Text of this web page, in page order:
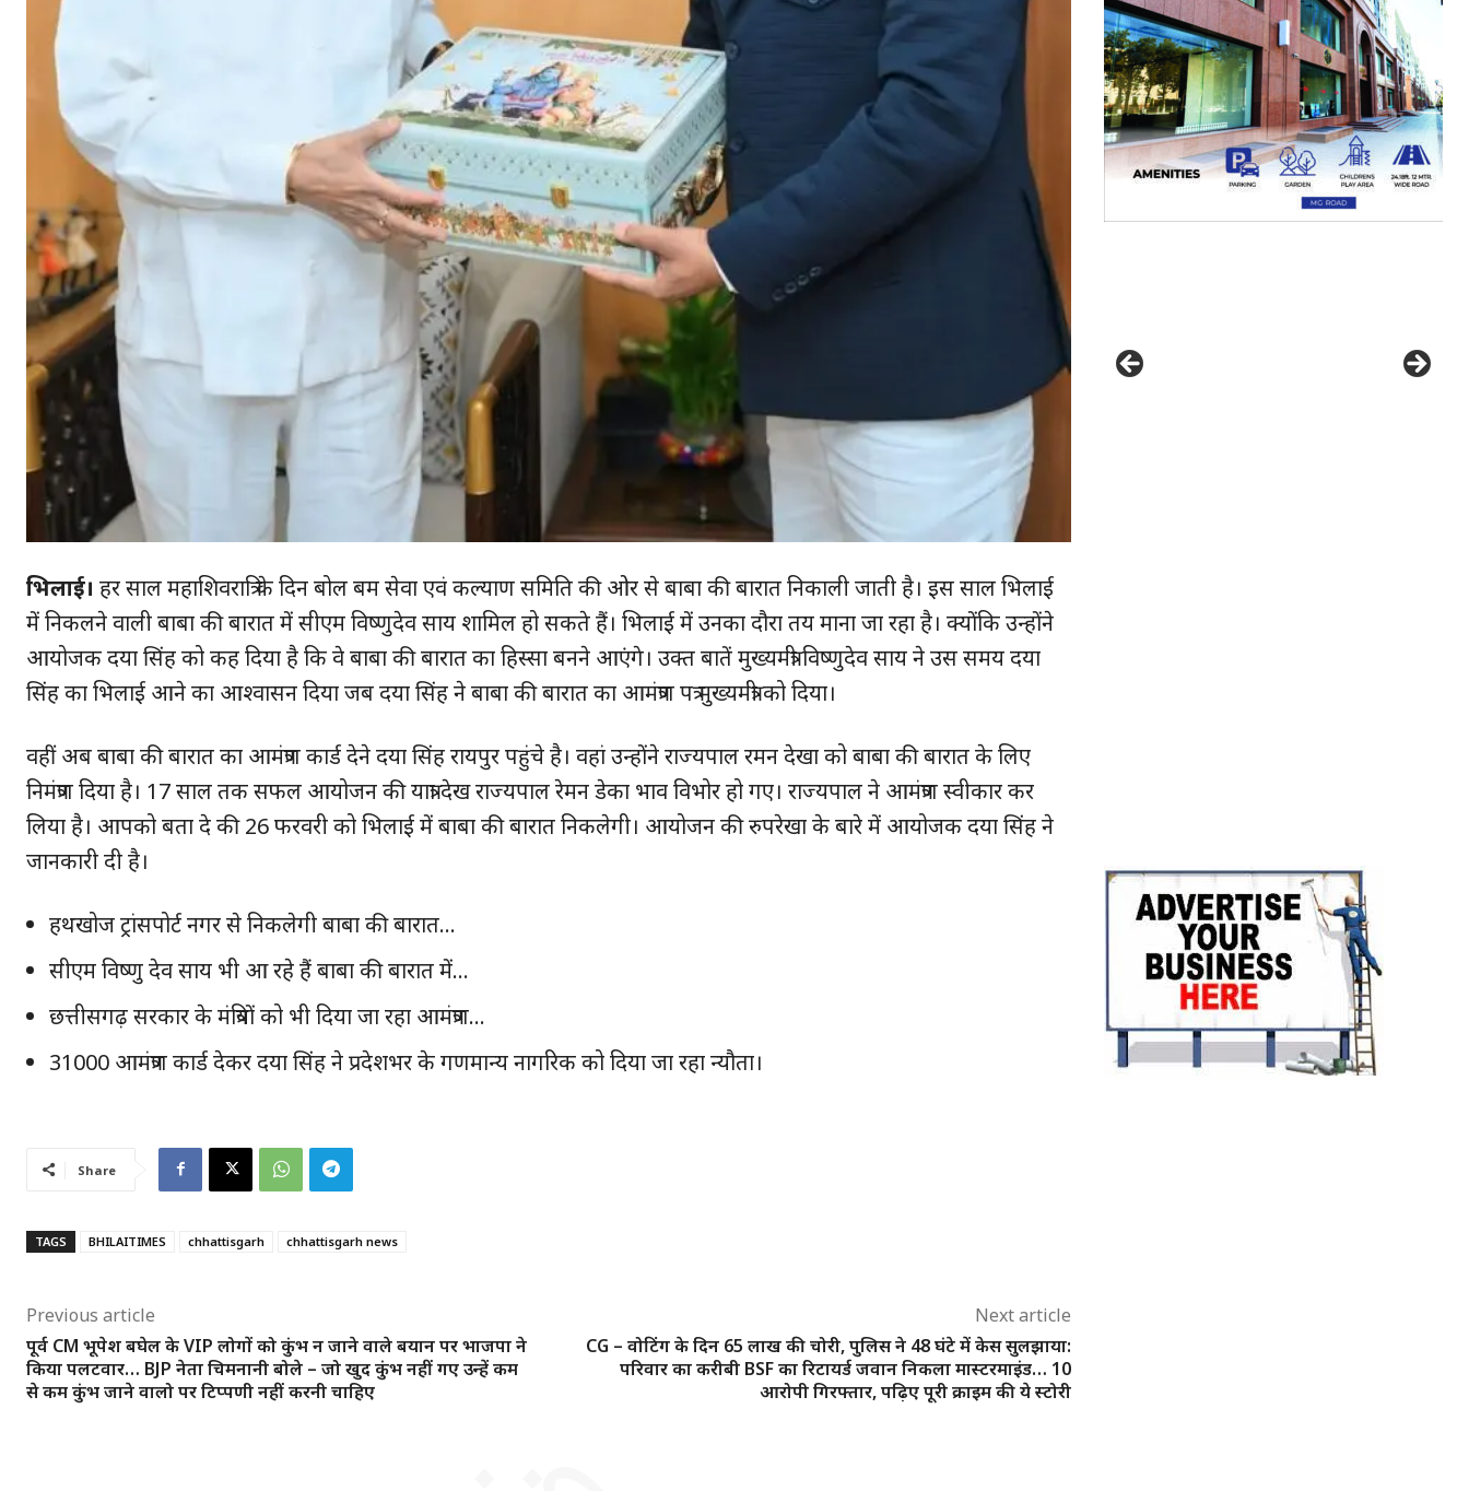
हमसे जुड़े
क्विक लिंक्स
हमारे बारे में
संपर्क करें
भिलाई। हर साल महाशिवरात्रि के दिन बोल बम सेवा एवं कल्याण समिति की ओर से बाबा की बारात निकाली जाती है। इस साल भिलाई
में निकलने वाली बाबा की बारात में सीएम विष्णुदेव साय शामिल हो सकते हैं। भिलाई में उनका दौरा तय माना जा रहा है। क्योंकि उन्होंने
आयोजक दया सिंह को कह दिया है कि वे बाबा की बारात का हिस्सा बनने आएंगे। उक्त बातें मुख्यमंत्री विष्णुदेव साय ने उस समय दया
सिंह का भिलाई आने का आश्वासन दिया जब दया सिंह ने बाबा की बारात का आमंत्रण पत्र मुख्यमंत्री को दिया।
वहीं अब बाबा की बारात का आमंत्रण कार्ड देने दया सिंह रायपुर पहुंचे है। वहां उन्होंने राज्यपाल रमन देखा को बाबा की बारात के लिए
निमंत्रण दिया है। 17 साल तक सफल आयोजन की यात्रा देख राज्यपाल रेमन डेका भाव विभोर हो गए। राज्यपाल ने आमंत्रण स्वीकार कर
लिया है। आपको बता दे की 26 फरवरी को भिलाई में बाबा की बारात निकलेगी। आयोजन की रुपरेखा के बारे में आयोजक दया सिंह ने
जानकारी दी है।
हथखोज ट्रांसपोर्ट नगर से निकलेगी बाबा की बारात…
सीएम विष्णु देव साय भी आ रहे हैं बाबा की बारात में…
छत्तीसगढ़ सरकार के मंत्रियों को भी दिया जा रहा आमंत्रण…
31000 आमंत्रण कार्ड देकर दया सिंह ने प्रदेशभर के गणमान्य नागरिक को दिया जा रहा न्यौता।
Share
TAGS BHILAITIMES chhattisgarh chhattisgarh news
Previous article
पूर्व CM भूपेश बघेल के VIP लोगों को कुंभ न जाने वाले बयान पर भाजपा ने
किया पलटवार… BJP नेता चिमनानी बोले – जो खुद कुंभ नहीं गए उन्हें कम
से कम कुंभ जाने वालो पर टिप्पणी नहीं करनी चाहिए
Next article
CG – वोटिंग के दिन 65 लाख की चोरी, पुलिस ने 48 घंटे में केस सुलझाया:
परिवार का करीबी BSF का रिटायर्ड जवान निकला मास्टरमाइंड… 10
आरोपी गिरफ्तार, पढ़िए पूरी क्राइम की ये स्टोरी